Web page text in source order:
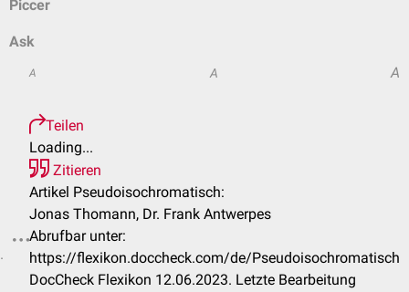
Piccer
Ask
A A A
Teilen
Loading...
Zitieren
Artikel Pseudoisochromatisch:
Jonas Thomann, Dr. Frank Antwerpes
Abrufbar unter:
https://flexikon.doccheck.com/de/Pseudoisochromatisch
DocCheck Flexikon 12.06.2023. Letzte Bearbeitung